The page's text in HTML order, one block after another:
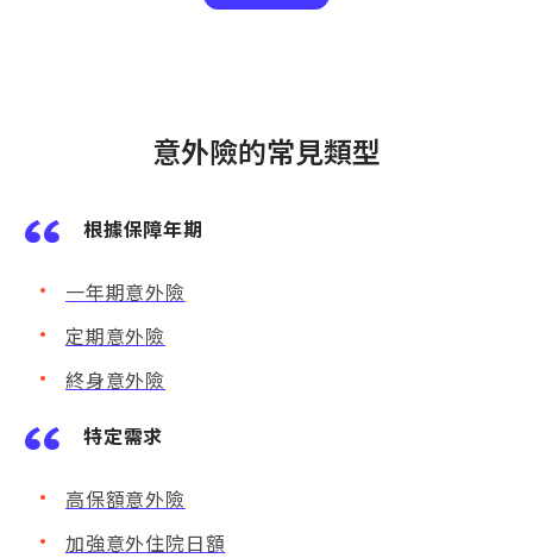
意外險的常見類型
根據保障年期
一年期意外險
定期意外險
終身意外險
特定需求
高保額意外險
加強意外住院日額